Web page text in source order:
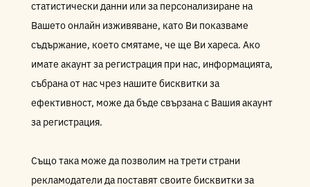
статистически данни или за персонализиране на
Вашето онлайн изживяване, като Ви показваме
съдържание, което смятаме, че ще Ви хареса. Ако
имате акаунт за регистрация при нас, информацията,
събрана от нас чрез нашите бисквитки за
ефективност, може да бъде свързана с Вашия акаунт
за регистрация.
Също така може да позволим на трети страни
рекламодатели да поставят своите бисквитки за